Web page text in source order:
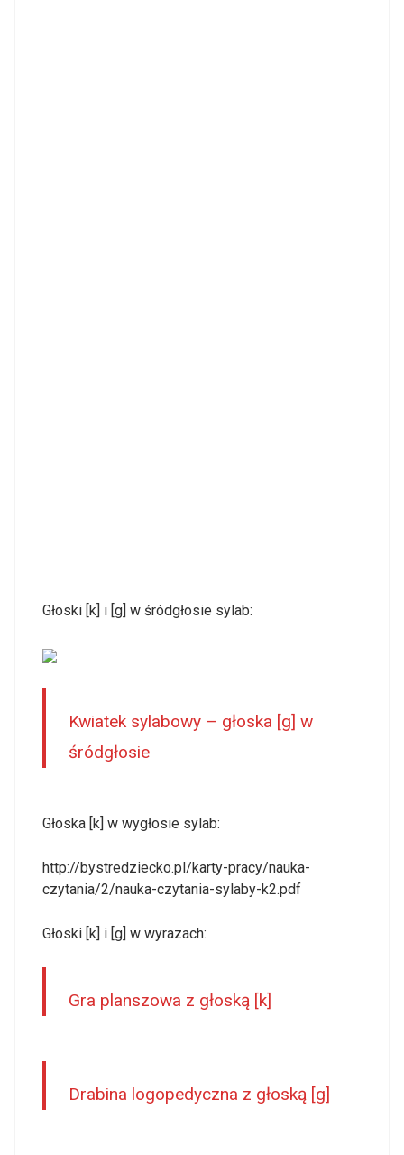
Głoski [k] i [g] w śródgłosie sylab:
Kwiatek sylabowy – głoska [g] w
śródgłosie
Głoska [k] w wygłosie sylab:
http://bystredziecko.pl/karty-pracy/nauka-
czytania/2/nauka-czytania-sylaby-k2.pdf
Głoski [k] i [g] w wyrazach:
Gra planszowa z głoską [k]
Drabina logopedyczna z głoską [g]